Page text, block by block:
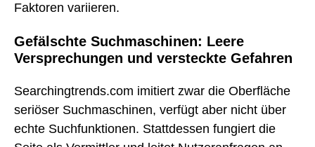
Faktoren variieren.
Gefälschte Suchmaschinen: Leere
Versprechungen und versteckte Gefahren
Searchingtrends.com imitiert zwar die Oberfläche
seriöser Suchmaschinen, verfügt aber nicht über
echte Suchfunktionen. Stattdessen fungiert die